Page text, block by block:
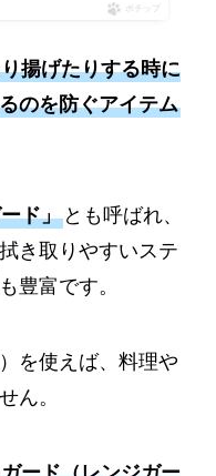
ポチップ
揚げたりする時に
のを防ぐアイテム
ド」とも呼ばれ、
き取りやすいステ
豊富です。
を使えば、料理や
ん。